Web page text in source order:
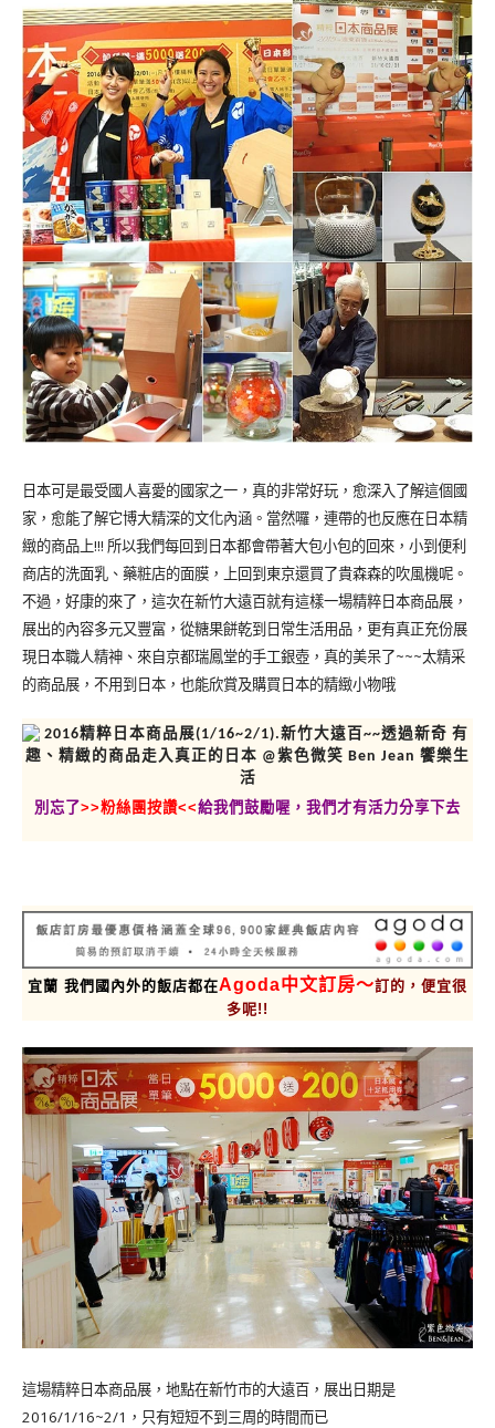
日本可是最受國人喜愛的國家之一，真的非常好玩，愈深入了解這個國
家，愈能了解它博大精深的文化內涵。當然囉，連帶的也反應在日本精
緻的商品上!!! 所以我們每回到日本都會帶著大包小包的回來，小到便利
商店的洗面乳、藥粧店的面膜，上回到東京還買了貴森森的吹風機呢。
不過，好康的來了，這次在新竹大遠百就有這樣一場精粹日本商品展，
展出的內容多元又豐富，從糖果餅乾到日常生活用品，更有真正充份展
現日本職人精神、來自京都瑞鳳堂的手工銀壺，真的美呆了~~~太精采
的商品展，不用到日本，也能欣賞及購買日本的精緻小物哦
別忘了>>粉絲團按讚<<給我們鼓勵喔，我們才有活力分享下去
宜蘭 我們國內外的飯店都在Agoda中文訂房～訂的，便宜很
多呢!!
這場精粹日本商品展，地點在新竹市的大遠百，展出日期是
2016/1/16~2/1，只有短短不到三周的時間而已